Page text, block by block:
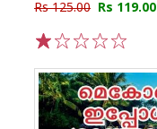
Rs 125.00 Rs 119.00